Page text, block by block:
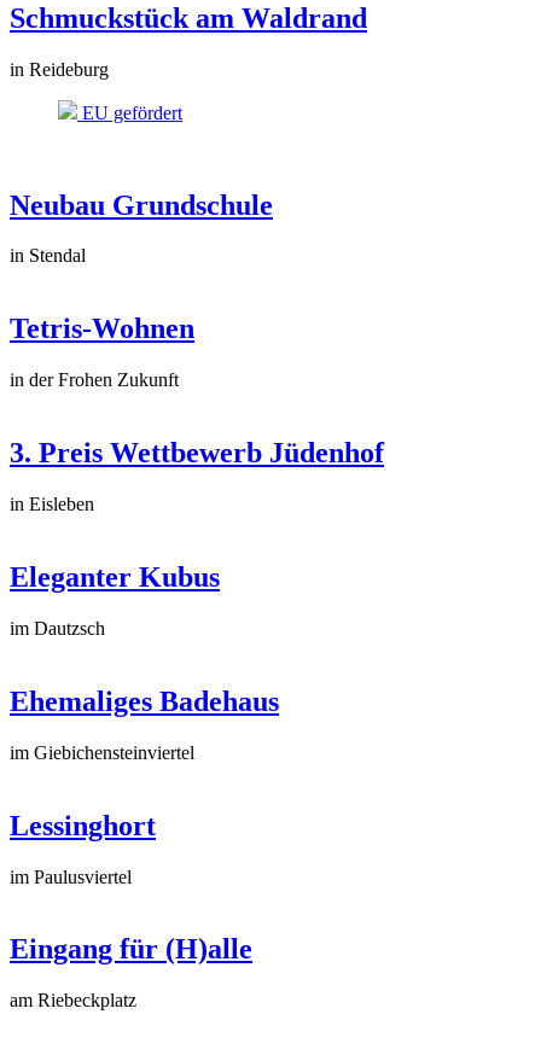
Schmuckstück am Waldrand
in Reideburg
EU gefördert
Neubau Grundschule
in Stendal
Tetris-Wohnen
in der Frohen Zukunft
3. Preis Wettbewerb Jüdenhof
in Eisleben
Eleganter Kubus
im Dautzsch
Ehemaliges Badehaus
im Giebichensteinviertel
Lessinghort
im Paulusviertel
Eingang für (H)alle
am Riebeckplatz